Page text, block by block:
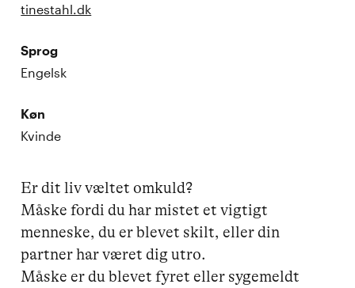
tinestahl.dk
Sprog
Engelsk
Køn
Kvinde
Er dit liv væltet omkuld?
Måske fordi du har mistet et vigtigt
menneske, du er blevet skilt, eller din
partner har været dig utro.
Måske er du blevet fyret eller sygemeldt